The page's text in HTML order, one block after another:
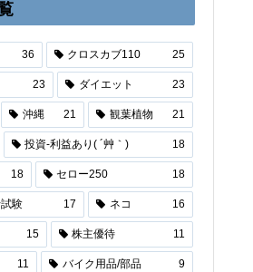
36 クロスカブ110 25
23 ダイエット 23
沖縄 21 観葉植物 21
投資-利益あり( ´艸｀) 18
18 セロー250 18
験 17 ネコ 16
15 株主優待 11
11 バイク用品/部品 9